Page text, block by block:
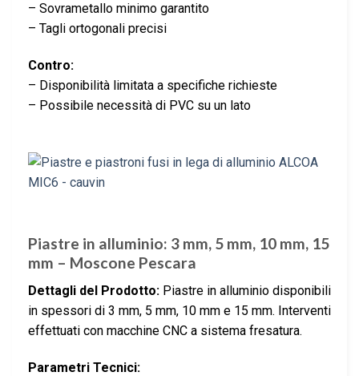
– Sovrametallo minimo garantito
– Tagli ortogonali precisi
Contro:
– Disponibilità limitata a specifiche richieste
– Possibile necessità di PVC su un lato
Piastre in alluminio: 3 mm, 5 mm, 10 mm, 15
mm – Moscone Pescara
Dettagli del Prodotto: Piastre in alluminio disponibili
in spessori di 3 mm, 5 mm, 10 mm e 15 mm. Interventi
effettuati con macchine CNC a sistema fresatura.
Parametri Tecnici: